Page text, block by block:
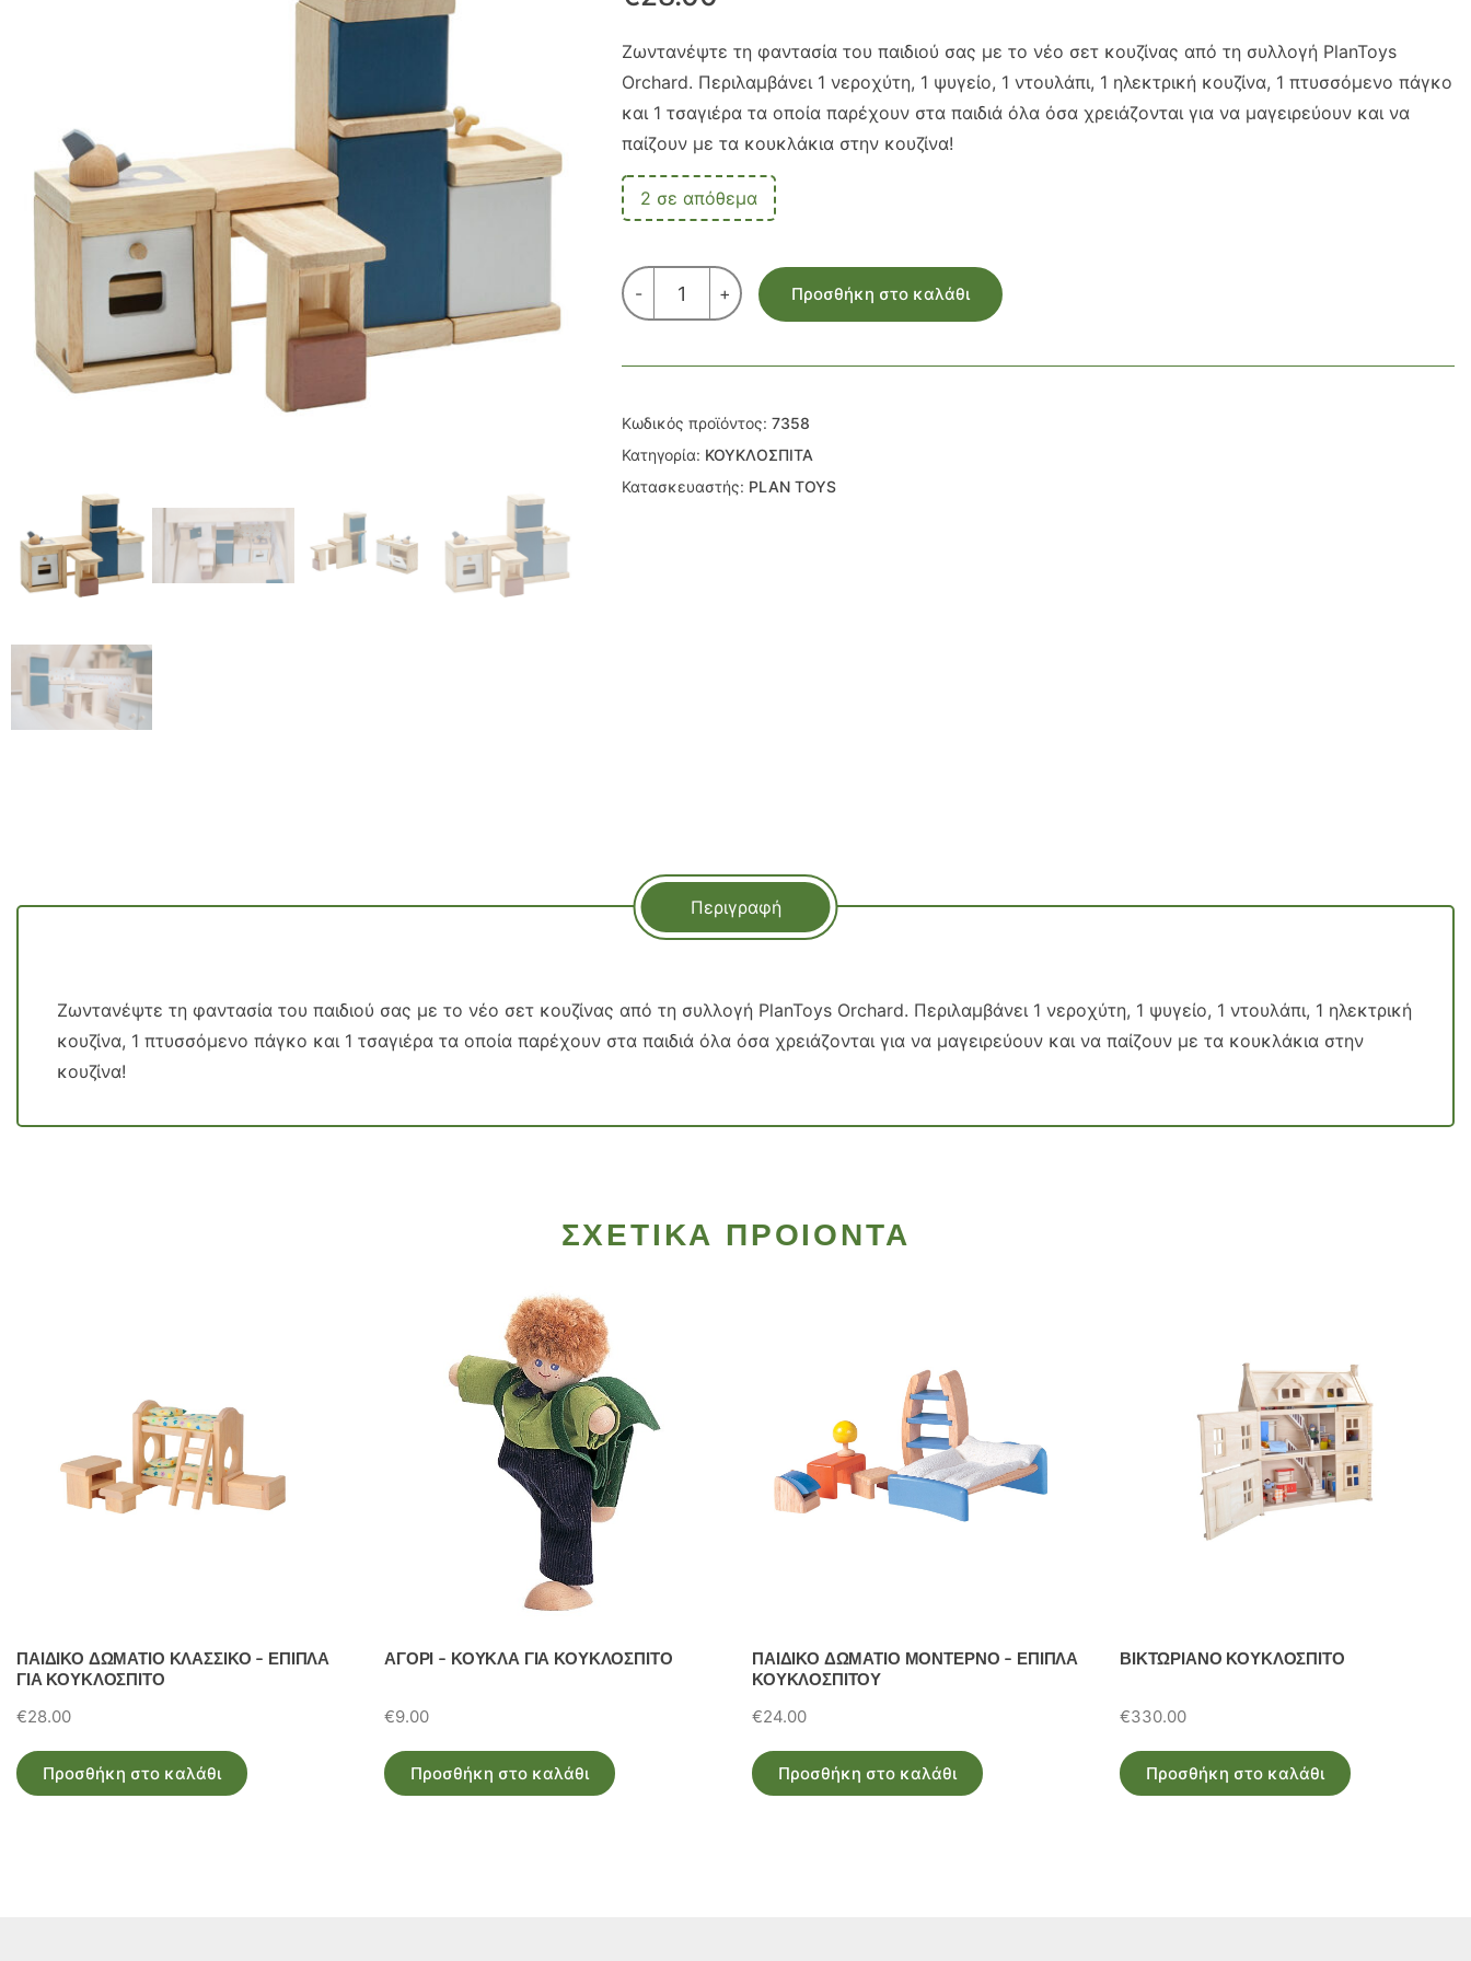
Ζωντανέψτε τη φαντασία του παιδιού σας με το νέο σετ κουζίνας από τη συλλογή PlanToys
Orchard. Περιλαμβάνει 1 νεροχύτη, 1 ψυγείο, 1 ντουλάπι, 1 ηλεκτρική κουζίνα, 1 πτυσσόμενο πάγκο
και 1 τσαγιέρα τα οποία παρέχουν στα παιδιά όλα όσα χρειάζονται για να μαγειρεύουν και να
παίζουν με τα κουκλάκια στην κουζίνα!
2 σε απόθεμα
-
ΚΟΥΖΙΝΑ
ORCHARD
ποσότητα
+ Προσθήκη στο καλάθι
Κωδικός προϊόντος: 7358
Κατηγορία: ΚΟΥΚΛΟΣΠΙΤΑ
Κατασκευαστής: PLAN TOYS
Περιγραφή
Ζωντανέψτε τη φαντασία του παιδιού σας με το νέο σετ κουζίνας από τη συλλογή PlanToys Orchard. Περιλαμβάνει 1 νεροχύτη, 1 ψυγείο, 1 ντουλάπι, 1 ηλεκτρική
κουζίνα, 1 πτυσσόμενο πάγκο και 1 τσαγιέρα τα οποία παρέχουν στα παιδιά όλα όσα χρειάζονται για να μαγειρεύουν και να παίζουν με τα κουκλάκια στην
κουζίνα!
ΣΧΕΤΙΚΑ ΠΡΟΙΟΝΤΑ
ΠΑΙΔΙΚΟ ΔΩΜΑΤΙΟ ΚΛΑΣΣΙΚΟ – ΕΠΙΠΛΑ
ΓΙΑ ΚΟΥΚΛΟΣΠΙΤΟ
€28.00
Προσθήκη στο καλάθι
ΑΓΟΡΙ – ΚΟΥΚΛΑ ΓΙΑ ΚΟΥΚΛΟΣΠΙΤΟ
€9.00
Προσθήκη στο καλάθι
ΠΑΙΔΙΚΟ ΔΩΜΑΤΙΟ ΜΟΝΤΕΡΝΟ – ΕΠΙΠΛΑ
ΚΟΥΚΛΟΣΠΙΤΟΥ
€24.00
Προσθήκη στο καλάθι
ΒΙΚΤΩΡΙΑΝΟ ΚΟΥΚΛΟΣΠΙΤΟ
€330.00
Προσθήκη στο καλάθι